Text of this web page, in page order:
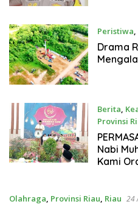
Peristiwa,
2025
Drama
Berita,
Provinsi
7
Nabi
Kami
Olahraga, Provinsi Riau, Riau 24